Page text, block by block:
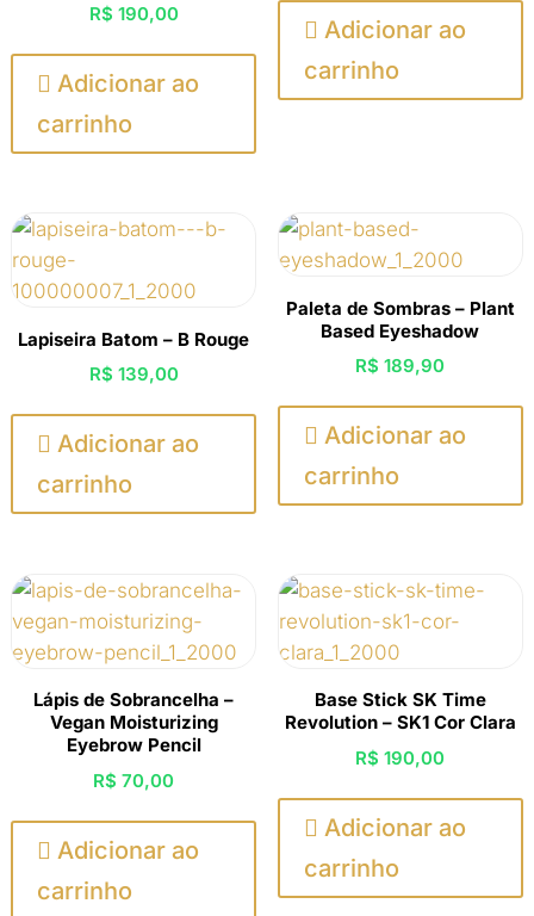
R$ 190,00
 Adicionar ao
carrinho
original
 Adicionar ao
carrinho
Lapiseira Batom – B Rouge
R$ 139,00
 Adicionar ao
carrinho
Paleta de Sombras – Plant
Based Eyeshadow
R$ 189,90
 Adicionar ao
carrinho
Lápis de Sobrancelha –
Vegan Moisturizing
Eyebrow Pencil
R$ 70,00
 Adicionar ao
carrinho
Base Stick SK Time
Revolution – SK1 Cor Clara
R$ 190,00
 Adicionar ao
carrinho